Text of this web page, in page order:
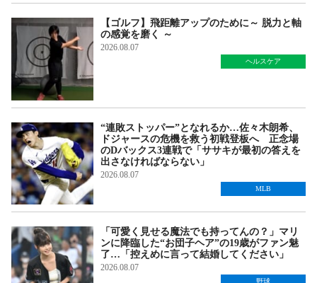
【ゴルフ】飛距離アップのために～ 脱力と軸
の感覚を磨く ～
2026.08.07
ヘルスケア
“連敗ストッパー”となれるか…佐々木朗希、
ドジャースの危機を救う初戦登板へ 正念場
のDバックス3連戦で「ササキが最初の答えを
出さなければならない」
2026.08.07
MLB
「可愛く見せる魔法でも持ってんの？」マリ
ンに降臨した“お団子ヘア”の19歳がファン魅
了…「控えめに言って結婚してください」
2026.08.07
野球